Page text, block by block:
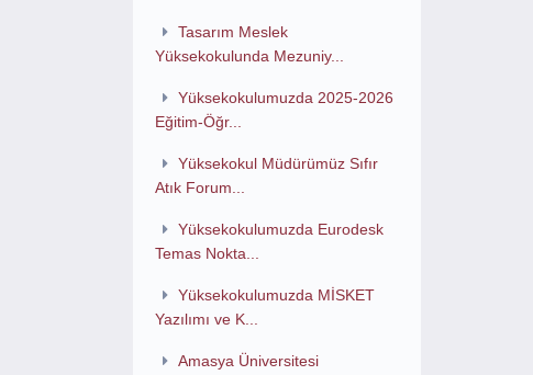
Tasarım Meslek
Yüksekokulunda Mezuniy...
Yüksekokulumuzda 2025-2026
Eğitim-Öğr...
Yüksekokul Müdürümüz Sıfır
Atık Forum...
Yüksekokulumuzda Eurodesk
Temas Nokta...
Yüksekokulumuzda MİSKET
Yazılımı ve K...
Amasya Üniversitesi